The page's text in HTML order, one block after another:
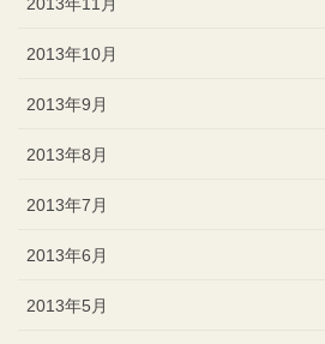
2013年10月
2013年9月
2013年8月
2013年7月
2013年6月
2013年5月